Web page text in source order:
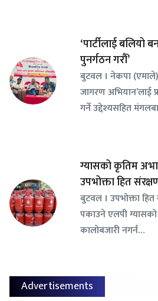
‘पार्टीलाई बलियो
पुनर्गठन गरौँ’
बुटवल । नेकपा (एमाले)
जागरण अभियान’लाई
गर्ने उद्देश्यसहित
ग्यासको कृतिम
उपभोक्ता हित
बुटवल । उपभोक्ता
पकाउने एलपी
कालोबजारी नगर्न…
Advertisements